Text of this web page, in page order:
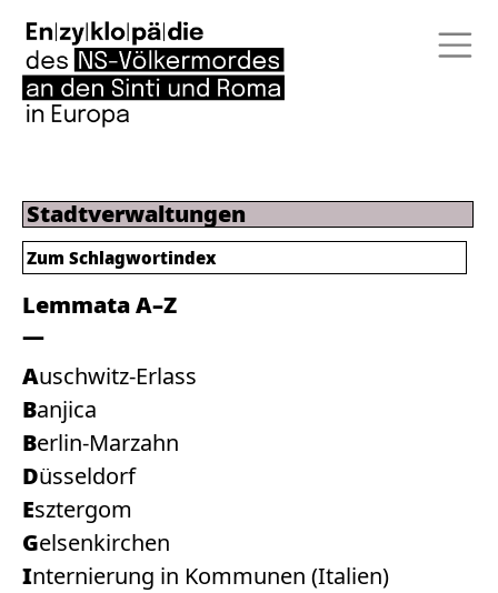
Stadtverwaltungen
Lemmata A–Z
Auschwitz-Erlass
Banjica
Berlin-Marzahn
Düsseldorf
Esztergom
Gelsenkirchen
Internierung in Kommunen (Italien)
Zum Schlagwortindex